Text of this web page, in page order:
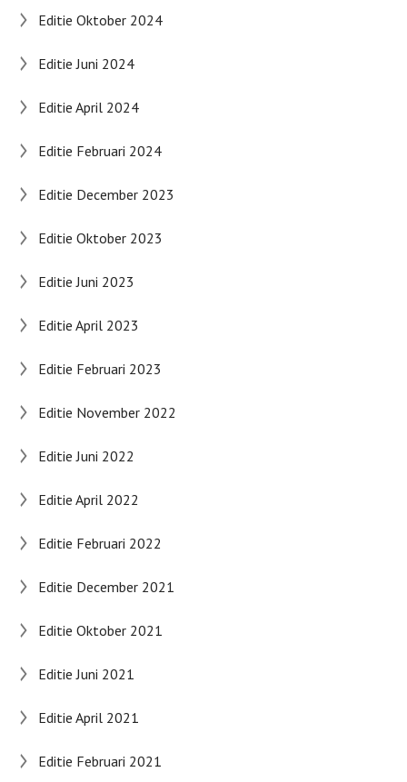
Editie Oktober 2024
Editie Juni 2024
Editie April 2024
Editie Februari 2024
Editie December 2023
Editie Oktober 2023
Editie Juni 2023
Editie April 2023
Editie Februari 2023
Editie November 2022
Editie Juni 2022
Editie April 2022
Editie Februari 2022
Editie December 2021
Editie Oktober 2021
Editie Juni 2021
Editie April 2021
Editie Februari 2021